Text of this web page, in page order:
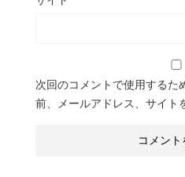
次回のコメントで使用するた
前、メールアドレス、サイト